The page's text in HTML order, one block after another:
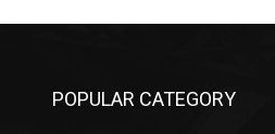
POPULAR CATEGORY